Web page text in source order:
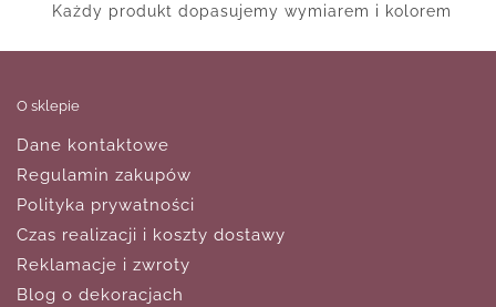
Każdy produkt dopasujemy wymiarem i kolorem
O sklepie
Dane kontaktowe
Regulamin zakupów
Polityka prywatności
Czas realizacji i koszty dostawy
Reklamacje i zwroty
Blog o dekoracjach